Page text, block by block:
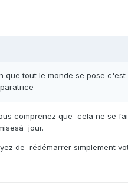
que tout le monde se pose c'est
comprenez que cela ne se
jour.
de rédémarrer simplement